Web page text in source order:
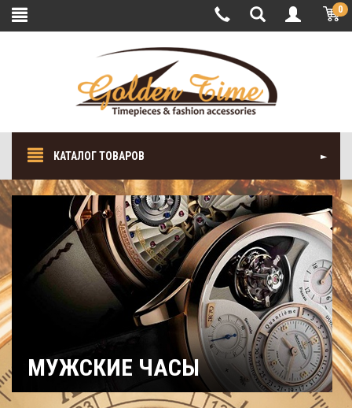
0
КАТАЛОГ ТОВАРОВ
МУЖСКИЕ ЧАСЫ
Рыбацкие
Охотничьи